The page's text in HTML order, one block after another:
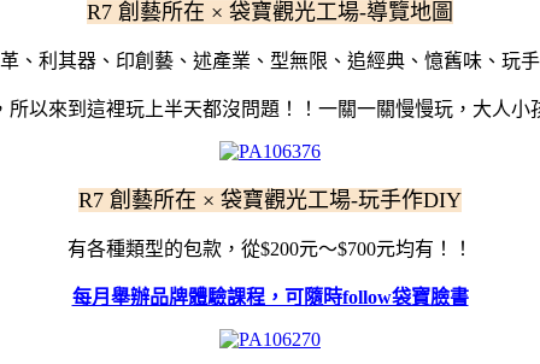
R7 創藝所在 × 袋寶觀光工場-導覽地圖
、利其器、印創藝、述產業、型無限、追經典、憶舊味、玩
所以來到這裡玩上半天都沒問題！！一關一關慢慢玩，大人小
R7 創藝所在 × 袋寶觀光工場-玩手作DIY
有各種類型的包款，從$200元～$700元均有！！
每月舉辦品牌體驗課程，可隨時follow袋寶臉書